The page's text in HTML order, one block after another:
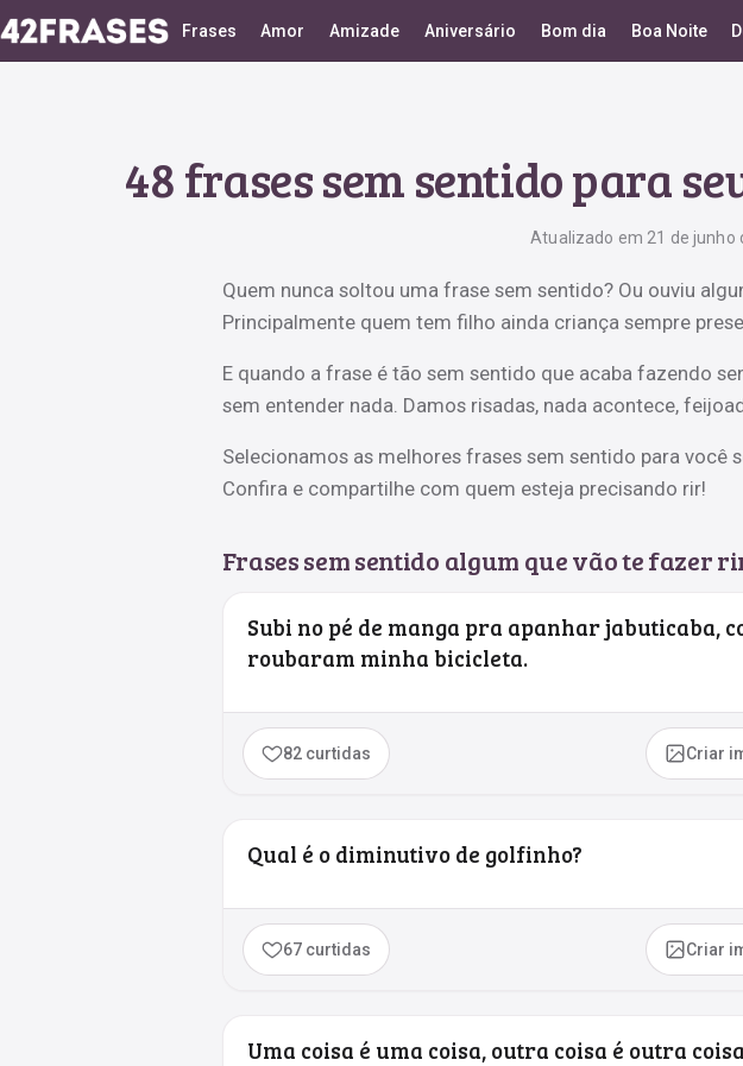
Frases Amor Amizade Aniversário Bom dia Boa Noite
48 frases sem sentido para
Atualizado em 21 de junho
Quem nunca soltou uma frase sem sentido? Ou ouviu
Principalmente quem tem filho ainda criança sempre
E quando a frase é tão sem sentido que acaba fazendo
sem entender nada. Damos risadas, nada acontece,
Selecionamos as melhores frases sem sentido para você
Confira e compartilhe com quem esteja precisando rir!
Frases sem sentido algum que vão te fazer
Subi no pé de manga pra apanhar jabuticaba,
roubaram minha bicicleta.
82 curtidas Criar
Qual é o diminutivo de golfinho?
67 curtidas Criar
Uma coisa é uma coisa, outra coisa é outra